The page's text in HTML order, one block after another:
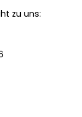
zu uns: